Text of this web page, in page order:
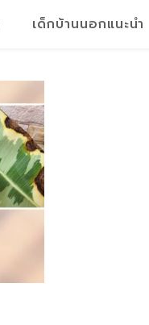
เด็กบ้านนอกแนะนำ